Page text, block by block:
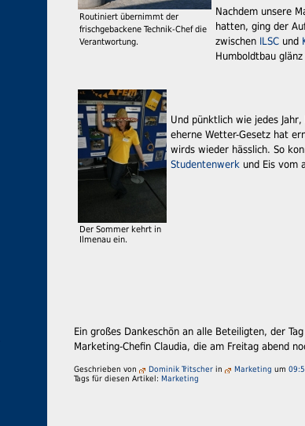
Routiniert übernimmt der
frischgebackene Technik-Chef die
Verantwortung.
Nachdem unsere
hatten, ging der
zwischen ILSC und
Humboldtbau
Der Sommer kehrt in
Ilmenau ein.
Und pünktlich wie jedes
eherne Wetter-Gesetz hat
wirds wieder hässlich. So
Studentenwerk und Eis vom
Ein großes Dankeschön an alle Beteiligten, der
Marketing-Chefin Claudia, die am Freitag abend
Geschrieben von Dominik Tritscher in Marketing um
Tags für diesen Artikel: Marketing